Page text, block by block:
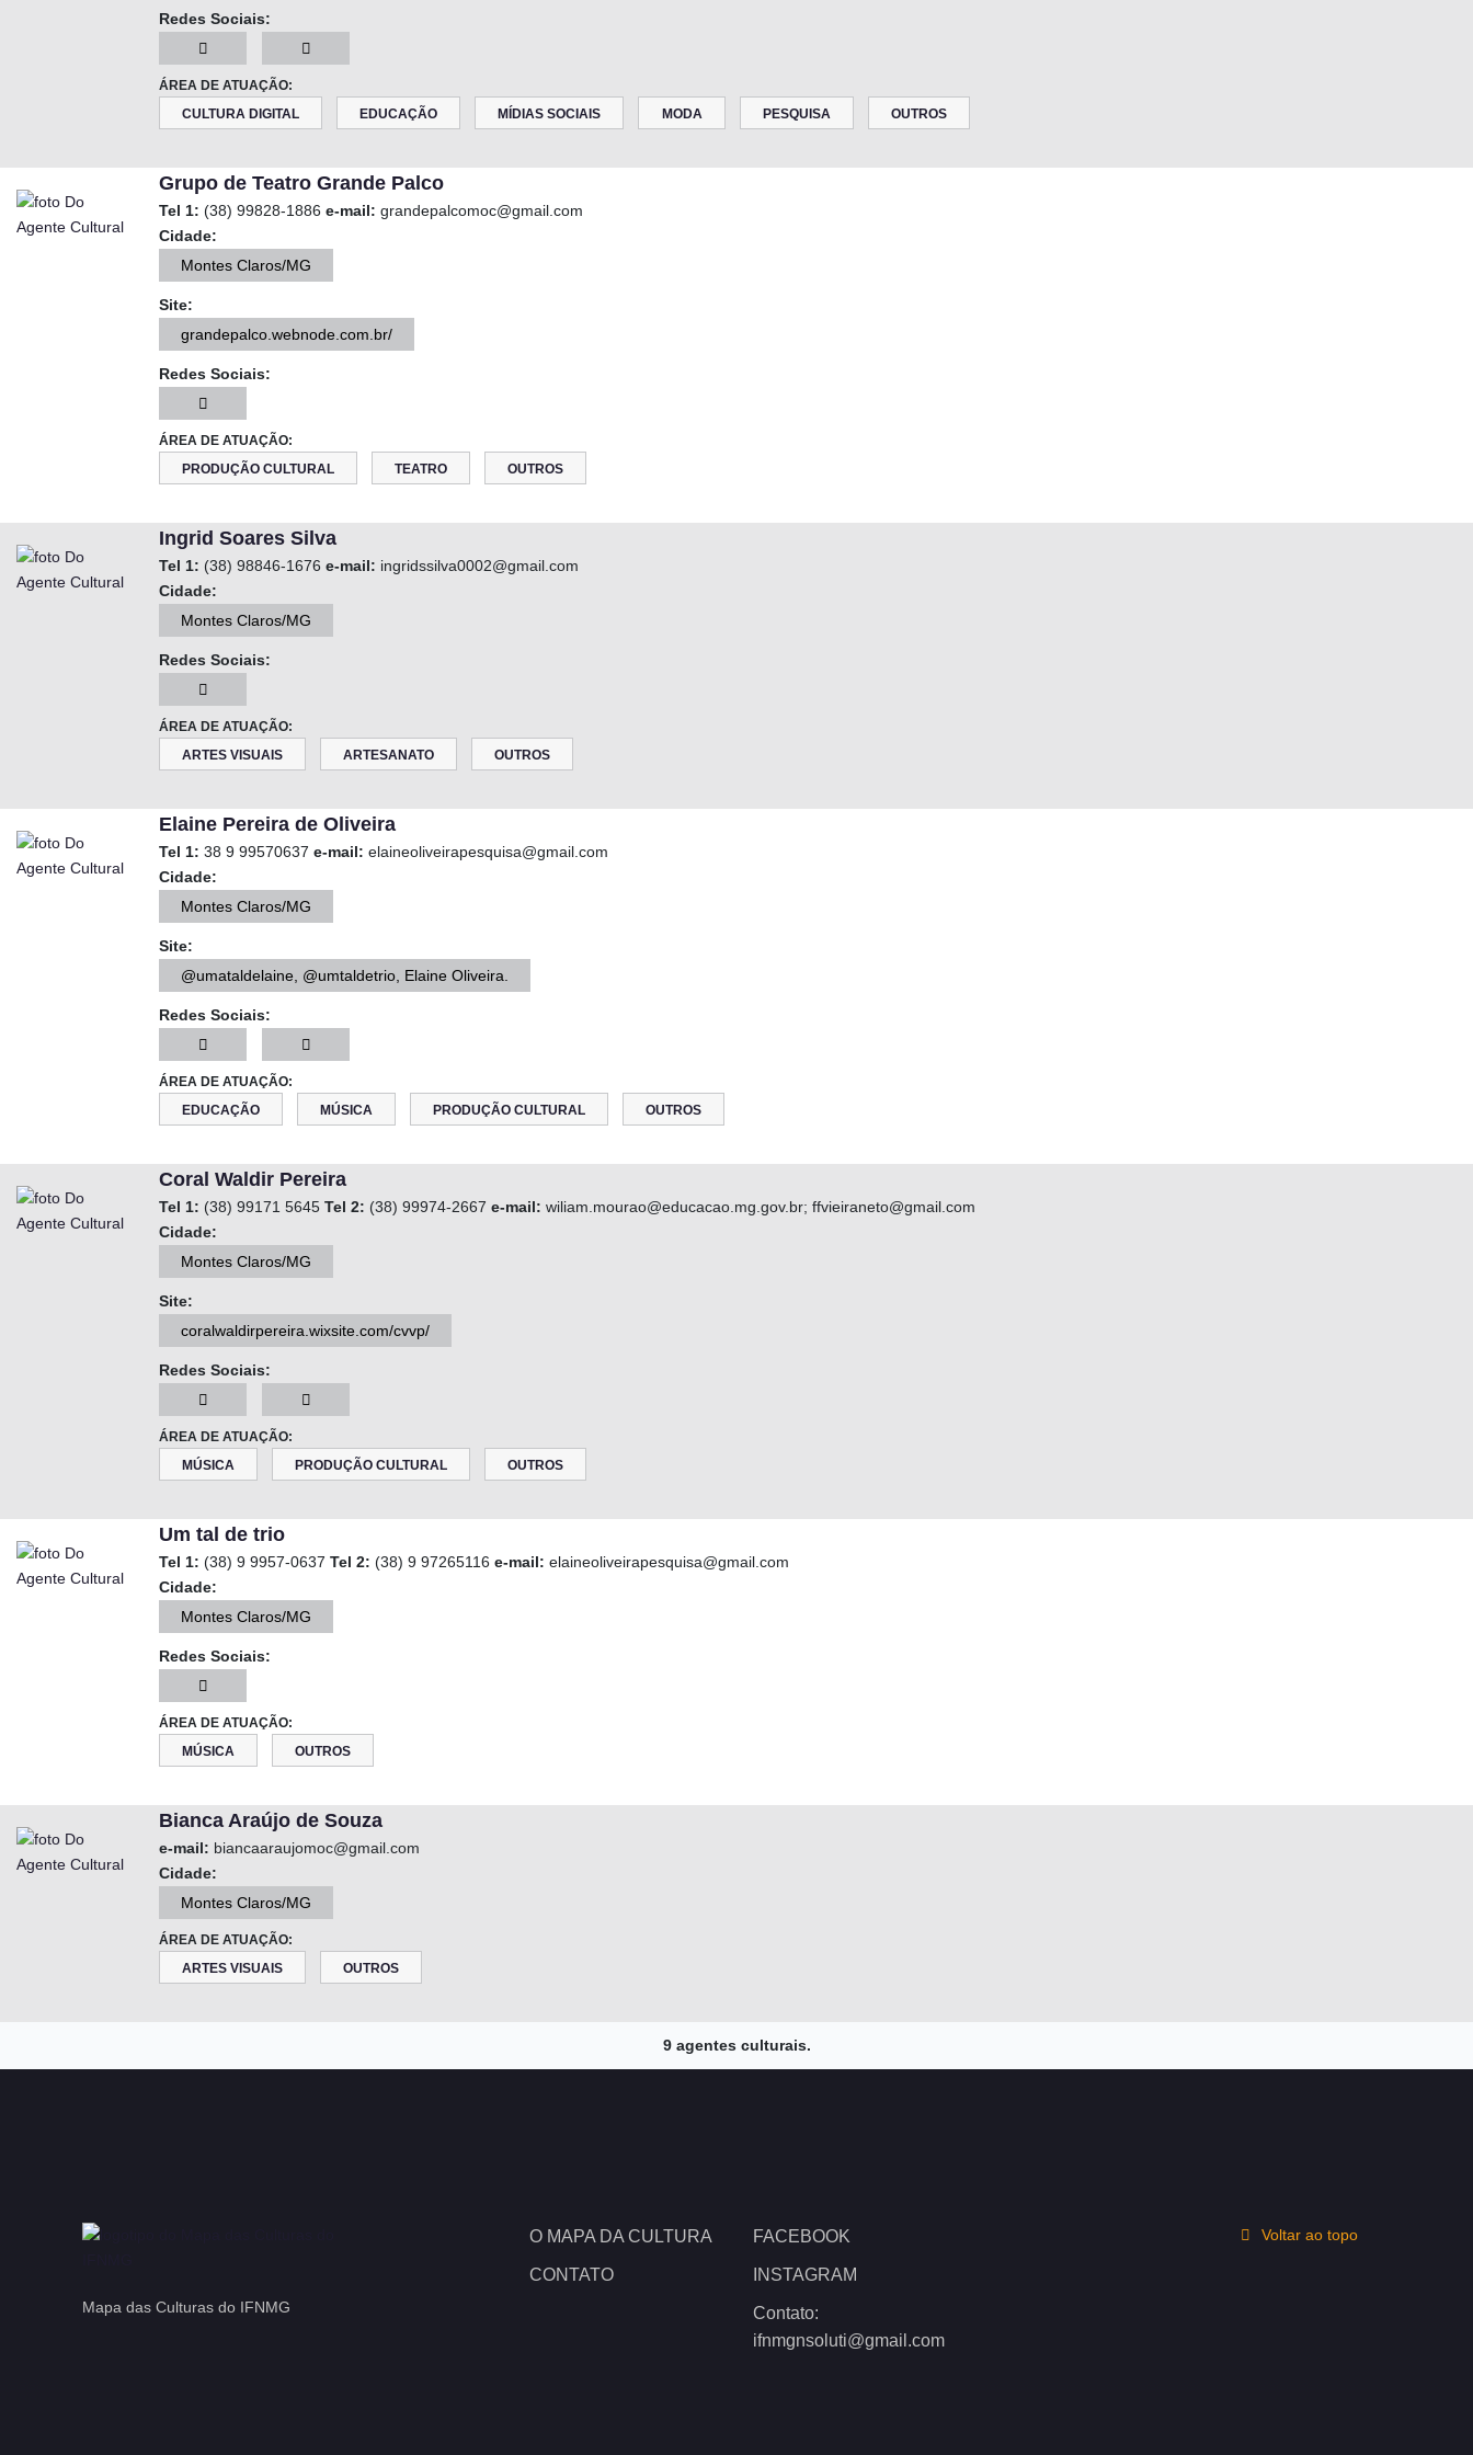
Redes Sociais:
ÁREA DE ATUAÇÃO:
CULTURA DIGITAL
EDUCAÇÃO MÍDIAS SOCIAIS MODA PESQUISA OUTROS
Grupo de Teatro Grande Palco
Tel 1: (38) 99828-1886 e-mail: grandepalcomoc@gmail.com
Cidade:
Montes Claros/MG
Site:
grandepalco.webnode.com.br/
Redes Sociais:
ÁREA DE ATUAÇÃO:
PRODUÇÃO CULTURAL
TEATRO OUTROS
Ingrid Soares Silva
Tel 1: (38) 98846-1676 e-mail: ingridssilva0002@gmail.com
Cidade:
Montes Claros/MG
Redes Sociais:
ÁREA DE ATUAÇÃO:
ARTES VISUAIS
ARTESANATO OUTROS
Elaine Pereira de Oliveira
Tel 1: 38 9 99570637 e-mail: elaineoliveirapesquisa@gmail.com
Cidade:
Montes Claros/MG
Site:
@umataldelaine, @umtaldetrio, Elaine Oliveira.
Redes Sociais:
ÁREA DE ATUAÇÃO:
EDUCAÇÃO
MÚSICA PRODUÇÃO CULTURAL OUTROS
Coral Waldir Pereira
Tel 1: (38) 99171 5645 Tel 2: (38) 99974-2667 e-mail: wiliam.mourao@educacao.mg.gov.br; ffvieiraneto@gmail.com
Cidade:
Montes Claros/MG
Site:
coralwaldirpereira.wixsite.com/cvvp/
Redes Sociais:
ÁREA DE ATUAÇÃO:
MÚSICA
PRODUÇÃO CULTURAL OUTROS
Um tal de trio
Tel 1: (38) 9 9957-0637 Tel 2: (38) 9 97265116 e-mail: elaineoliveirapesquisa@gmail.com
Cidade:
Montes Claros/MG
Redes Sociais:
ÁREA DE ATUAÇÃO:
MÚSICA
OUTROS
Bianca Araújo de Souza
e-mail: biancaaraujomoc@gmail.com
Cidade:
Montes Claros/MG
ÁREA DE ATUAÇÃO:
ARTES VISUAIS
OUTROS
9 agentes culturais.
Mapa das Culturas do IFNMG
O MAPA DA CULTURA
CONTATO
FACEBOOK
INSTAGRAM
Contato:
ifnmgnsoluti@gmail.com
Voltar ao topo